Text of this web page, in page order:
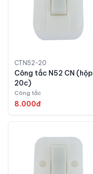
CTN52-20
Công tắc N52 CN (hộp
20c)
Công tắc
8.000đ